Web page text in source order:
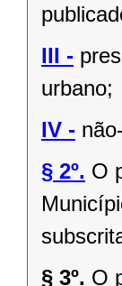
III -
urbano;
IV -
§ 2º. O
§ 3º. O